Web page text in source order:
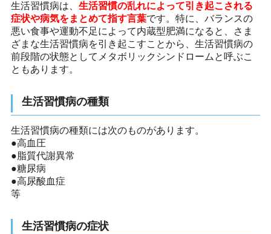
生活習慣病は、 生活習慣の乱れによって引き起こされる
症状や病気をまとめて指す言葉です。特に、バランスの
悪い食事や運動不足によって内蔵型肥満になると、さま
ざまな生活習慣病を引き起こすことから、生活習慣病の
前段階の状態としてメタボリックシンドロームと呼ぶこ
ともあります。
生活習慣病の種類
生活習慣病の種類には次のものがあります。
●高血圧
●脂質代謝異常
●糖尿病
●高尿酸血症
等
生活習慣病の症状